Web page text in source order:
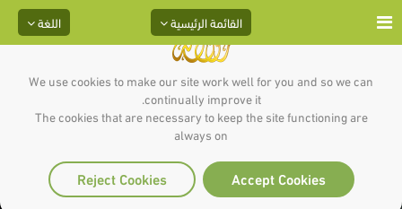
We use cookies to make our site work well for you and so we can
continually improve it.
The cookies that are necessary to keep the site functioning are
always on
Accept Cookies
Reject Cookies
اللغة القائمة الرئيسية
الكتب